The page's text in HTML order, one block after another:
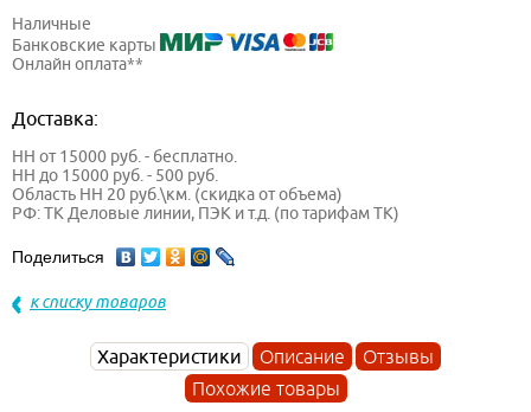
Наличные
Банковские карты
Онлайн оплата**
Доставка:
НН от 15000 руб. - бесплатно.
НН до 15000 руб. - 500 руб.
Область НН 20 руб.\км. (скидка от объема)
РФ: ТК Деловые линии, ПЭК и т.д. (по тарифам ТК)
Поделиться
к списку товаров
Характеристики Описание
Отзывы
Похожие товары